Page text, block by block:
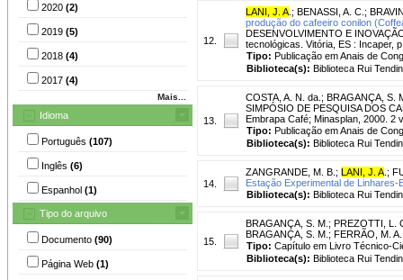
2020 (2)
2019 (5)
2018 (4)
2017 (4)
Mais...
Idioma
Português (107)
Inglês (6)
Espanhol (1)
Tipo do arquivo
Documento (90)
Página Web (1)
12.
LANI, J. A ; BENASSI, A. C. ;
produção do cafeeiro conilon
DESENVOLVIMENTO E
tecnológicas. Vitória, ES : Incaper,
Tipo: Publicação em Anais de
Biblioteca(s): Biblioteca Rui
13.
COSTA, A. N. da. ; BRAGANÇA, S.
SIMPÓSIO DE PESQUISA DOS
Embrapa Café; Minasplan, 2000. 2
Tipo: Publicação em Anais de
Biblioteca(s): Biblioteca Rui
14.
ZANGRANDE, M. B. ; LANI, J. A ;
Estação Experimental de Linhares-
Biblioteca(s): Biblioteca Rui
15.
BRAGANÇA, S. M. ; PREZOTTI, L.
BRAGANÇA, S. M.; FERRÃO, M.
Tipo: Capítulo em Livro Técnico-
Biblioteca(s): Biblioteca Rui